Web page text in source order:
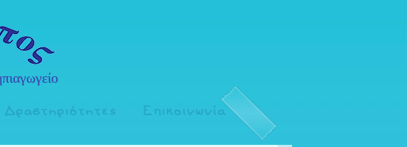
Δραστηριότητες Επικοινωνία